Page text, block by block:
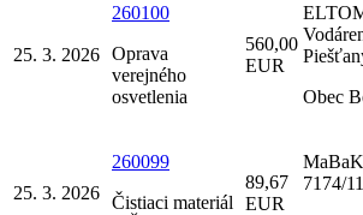
25. 3. 2026
260100
Oprava
verejného
osvetlenia
560,00
EUR
Obec
25. 3. 2026
260099
Čistiaci materiál
89,67
EUR
7174/